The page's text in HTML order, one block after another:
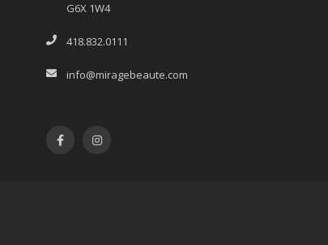
G6X 1W4
418.832.0111
info@miragebeaute.com